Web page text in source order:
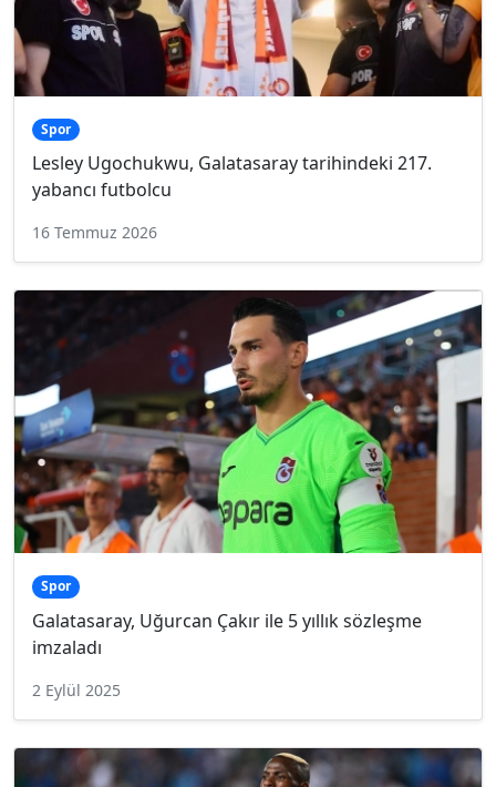
Spor
Lesley Ugochukwu, Galatasaray tarihindeki 217.
yabancı futbolcu
16 Temmuz 2026
Spor
Galatasaray, Uğurcan Çakır ile 5 yıllık sözleşme
imzaladı
2 Eylül 2025